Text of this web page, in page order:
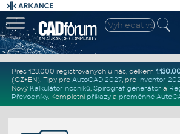
Přes 123.000 registrovaných u nás, celkem
(CZ+EN). Tipy pro AutoCAD 2027, pro Inventor
Nový Kalkulátor nosníků, Spirograf generátor a
Převodníky. Kompletní příkazya proměnné